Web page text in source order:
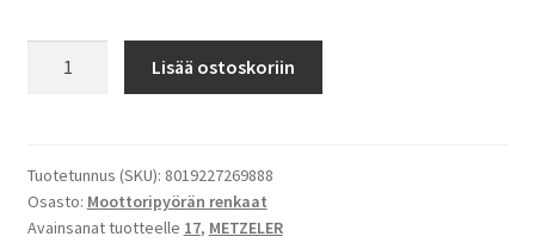
K2
180/60
R
Lisää ostoskoriin
Tuotetunnus (SKU): 8019227269888
Osasto: Moottoripyörän renkaat
Avainsanat tuotteelle 17, METZELER